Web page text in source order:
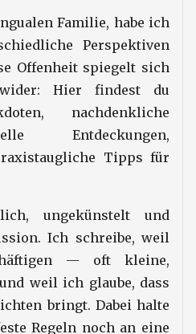
Familie, habe ich
Perspektiven
Offenheit spiegelt sich
Hier findest du
nachdenkliche
Entdeckungen,
Tipps für
ungekünstelt und
Ich schreibe, weil
— oft kleine,
weil ich glaube, dass
bringt. Dabei halte
Regeln noch an eine